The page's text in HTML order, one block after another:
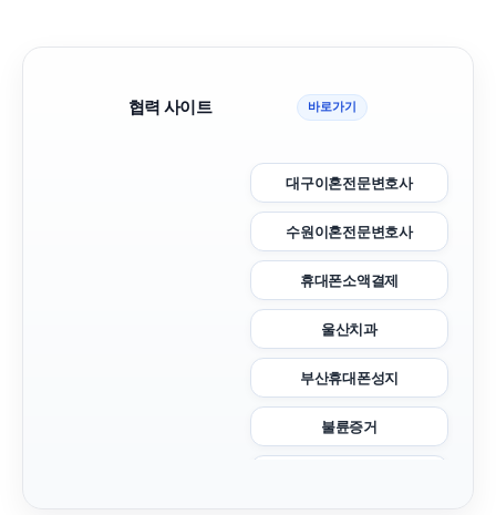
협력 사이트 바로가기
대구이혼전문변호사
수원이혼전문변호사
휴대폰소액결제
울산치과
부산휴대폰성지
불륜증거